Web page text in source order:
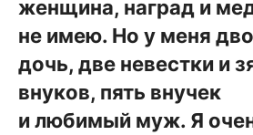
женщина, наград и
не имею. Но у меня
дочь, две невестки и
внуков, пять внучек
и любимый муж. Я